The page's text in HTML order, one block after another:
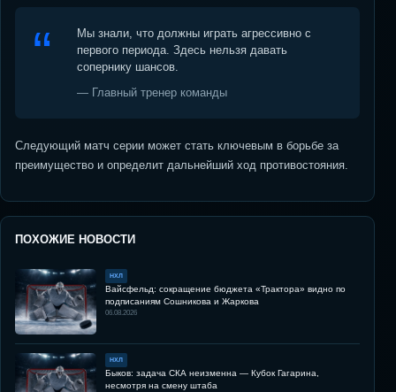
Мы знали, что должны играть агрессивно с
первого периода. Здесь нельзя давать
сопернику шансов.
— Главный тренер команды
Следующий матч серии может стать ключевым в борьбе за
преимущество и определит дальнейший ход противостояния.
ПОХОЖИЕ НОВОСТИ
НХЛ
Вайсфельд: сокращение бюджета «Трактора» видно по
подписаниям Сошникова и Жаркова
06.08.2026
НХЛ
Быков: задача СКА неизменна — Кубок Гагарина,
несмотря на смену штаба